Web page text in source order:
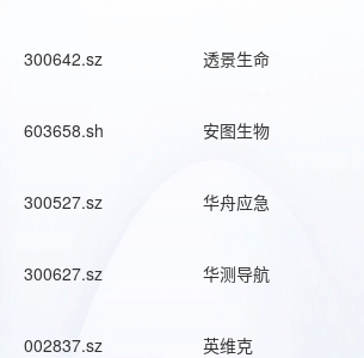
300642.sz 透景生命
603658.sh 安图生物
300527.sz 华舟应急
300627.sz 华测导航
002837.sz 英维克